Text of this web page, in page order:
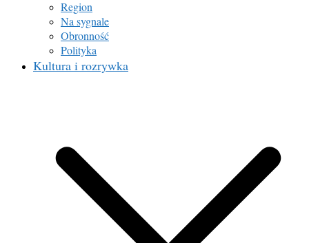
Region
Na sygnale
Obronność
Polityka
Kultura i rozrywka